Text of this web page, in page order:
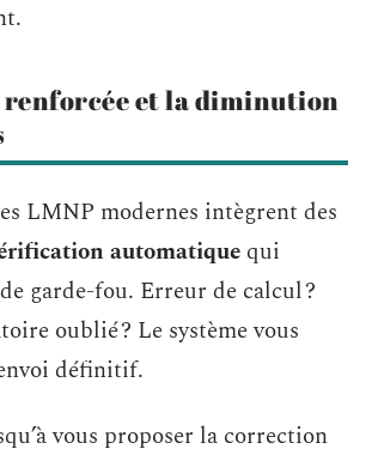
et la diminution
LMNP modernes intègrent des
automatique qui
garde-fou. Erreur de calcul ?
oublié ? Le système vous
définitif.
vous proposer la correction